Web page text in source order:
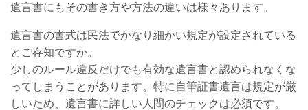
遺言書にもその書き方や方法の違いは様々あります。
遺言書の書式は民法でかなり細かい規定が設定されている
とご存知ですか。
少しのルール違反だけでも有効な遺言書と認められなくな
ってしまうことがあります。特に自筆証書遺言は規定が厳
しいため、遺言書に詳しい人間のチェックは必須です。